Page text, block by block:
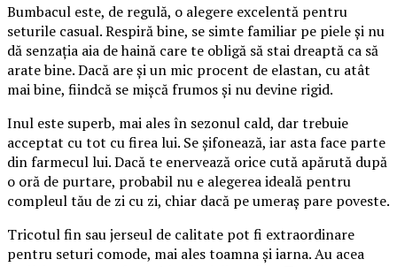
Bumbacul este, de regulă, o alegere excelentă pentru
seturile casual. Respiră bine, se simte familiar pe piele și nu
dă senzația aia de haină care te obligă să stai dreaptă ca să
arate bine. Dacă are și un mic procent de elastan, cu atât
mai bine, fiindcă se mișcă frumos și nu devine rigid.
Inul este superb, mai ales în sezonul cald, dar trebuie
acceptat cu tot cu firea lui. Se șifonează, iar asta face parte
din farmecul lui. Dacă te enervează orice cută apărută după
o oră de purtare, probabil nu e alegerea ideală pentru
compleul tău de zi cu zi, chiar dacă pe umeraș pare poveste.
Tricotul fin sau jerseul de calitate pot fi extraordinare
pentru seturi comode, mai ales toamna și iarna. Au acea